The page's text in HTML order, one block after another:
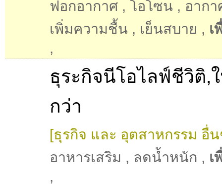
ฟอกอากาศ , โอโซน , อาก
เพิ่มความชื้น , เย็นสบาย , เ
,
ธุระกิจนีโอไลฟ์ชีวิติ,
กว่า
[ธุรกิจ และ อุตสาหกรรม อื่น
อาหารเสริม , ลดน้ำหนัก , เ
,